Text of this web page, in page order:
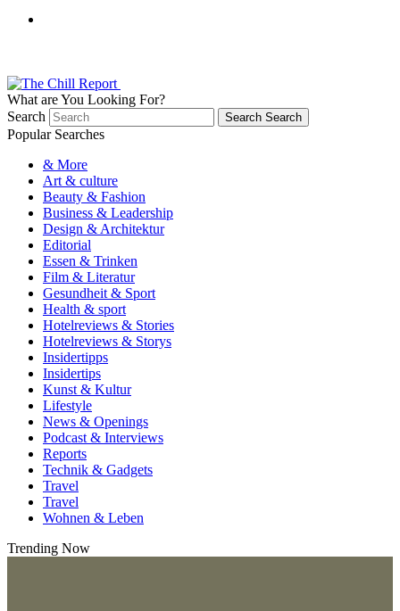
What are You Looking For?
Search
Search Search
Popular Searches
& More
Art & culture
Beauty & Fashion
Business & Leadership
Design & Architektur
Editorial
Essen & Trinken
Film & Literatur
Gesundheit & Sport
Health & sport
Hotelreviews & Stories
Hotelreviews & Storys
Insidertipps
Insidertips
Kunst & Kultur
Lifestyle
News & Openings
Podcast & Interviews
Reports
Technik & Gadgets
Travel
Travel
Wohnen & Leben
Trending Now